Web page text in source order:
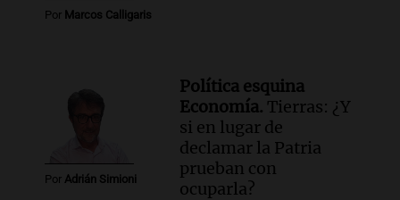
Episodios
San Cayetano en Liniers
Panorama Federal
Episodios
Prisión preventiva para
motociclista por intento de homicidio
en Santa Lucía, Tucumán
Por Marcos Calligaris
Por Adrián Simioni
Política esquina
Economía. Tierras: ¿Y
si en lugar de
declamar la Patria
prueban con
ocuparla?